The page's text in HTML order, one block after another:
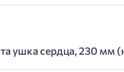
ушка сердца, 230 мм